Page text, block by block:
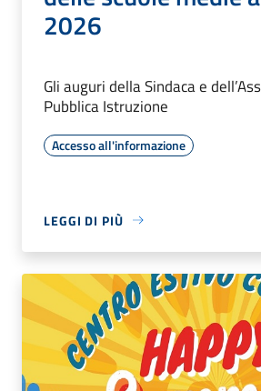
2026
Gli auguri della Sindaca e
Pubblica Istruzione
Accesso all'informazione
LEGGI DI PIÙ